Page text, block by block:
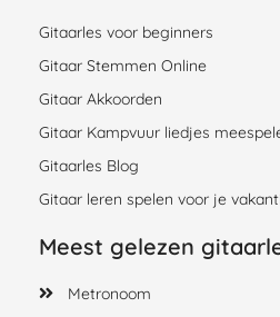
Gitaarles voor beginners
Gitaar Stemmen Online
Gitaar Akkoorden
Gitaar Kampvuur liedjes
Gitaarles Blog
Gitaar leren spelen voor je
Meest gelezen
Metronoom